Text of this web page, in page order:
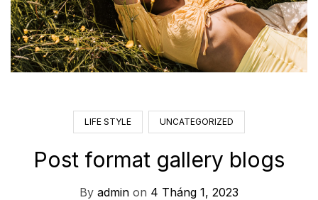
LIFE STYLE UNCATEGORIZED
Post format gallery blogs
By admin on 4 Tháng 1, 2023